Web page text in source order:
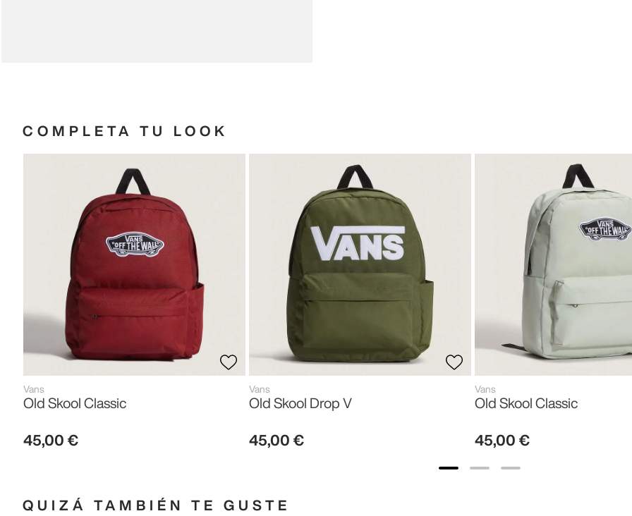
COMPLETA TU LOOK
Vans
Old Skool Classic
45,00 €
Vans
Old Skool Drop V
45,00 €
Vans
Old Skool Classic
45,00 €
QUIZÁ TAMBIÉN TE GUSTE